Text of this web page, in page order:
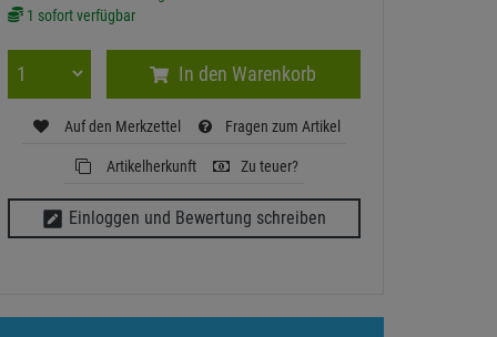
1 sofort verfügbar
In den Warenkorb
Auf den Merkzettel Fragen zum Artikel
Artikelherkunft Zu teuer?
Einloggen und Bewertung schreiben